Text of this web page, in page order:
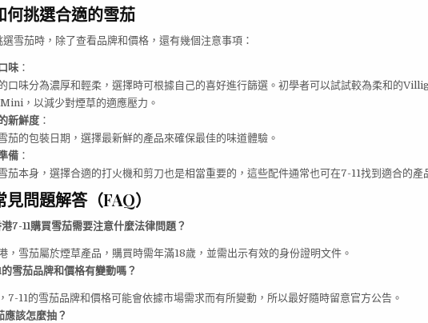
何挑選合適的雪茄
選雪茄時，除了查看品牌和價格，還有幾個注意事項：
味：
口味分為濃厚和輕柔，選擇時可根據自己的喜好進行篩選。初學者可以試試較為柔和的
，以減少對煙草的適應壓力。
新鮮度：
茄的包裝日期，選擇最新鮮的產品來確保最佳的味道體驗。
備：
茄本身，選擇合適的打火機和剪刀也是相當重要的，這些配件通常也可在7-11找到適合的產
見問題解答（FAQ）
7-11購買雪茄需要注意什麼法律問題？
，雪茄屬於煙草產品，購買時需年滿18歲，並需出示有效的身份證明文件。
的雪茄品牌和價格有變動嗎？
7-11的雪茄品牌和價格可能會依據市場需求而有所變動，所以最好隨時留意官方公告。
應該怎麼抽？